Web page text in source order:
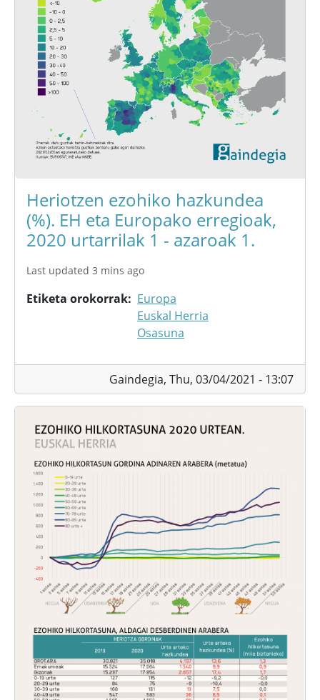
Heriotzen ezohiko hazkundea
(%). EH eta Europako erregioak,
2020 urtarrilak 1 - azaroak 1.
Last updated 3 mins ago
Etiketa orokorrak
Europa
Euskal Herria
Osasuna
Gaindegia, Thu, 03/04/2021 - 13:07